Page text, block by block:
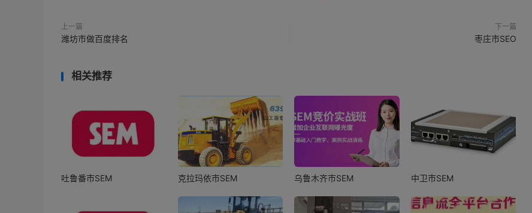
上一篇
潍坊市做百度排名
下一篇
枣庄市SEO
相关推荐
吐鲁番市SEM 克拉玛依市SEM 乌鲁木齐市SEM 中卫市SEM